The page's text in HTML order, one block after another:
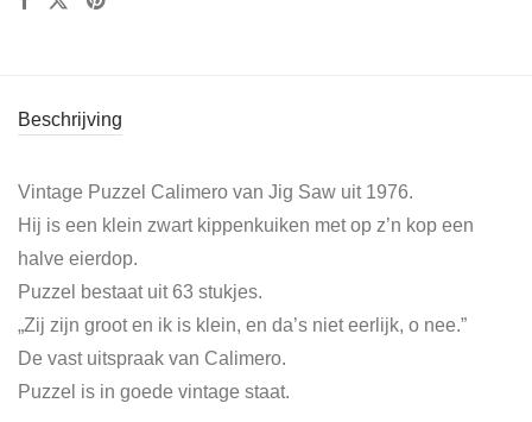
Beschrijving
Vintage Puzzel Calimero van Jig Saw uit 1976.
Hij is een klein zwart kippenkuiken met op z’n kop een
halve eierdop.
Puzzel bestaat uit 63 stukjes.
„Zij zijn groot en ik is klein, en da’s niet eerlijk, o nee.”
De vast uitspraak van Calimero.
Puzzel is in goede vintage staat.